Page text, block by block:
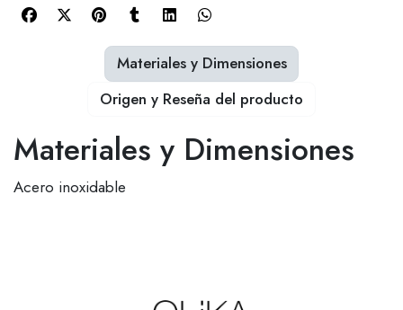
Materiales y Dimensiones
Acero inoxidable
Materiales y Dimensiones
Origen y Reseña del producto